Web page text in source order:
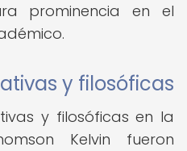
prominencia en el
y filosóficas
y filosóficas en la
Kelvin fueron